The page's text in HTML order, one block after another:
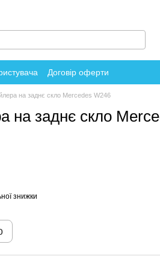
Договір оферти
на заднє скло Mercedes W246
на заднє скло
знижки